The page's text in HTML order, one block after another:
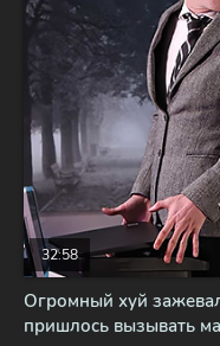
Огромный хуй
пришлось вызывать
32:58